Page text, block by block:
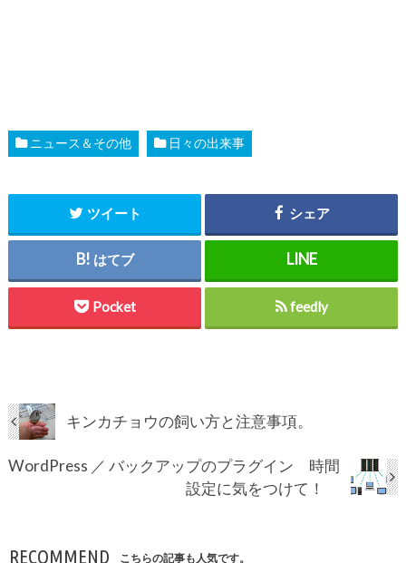
ニュース＆その他 日々の出来事
ツイート シェア
はてブ
Pocket feedly
キンカチョウの飼い方と注意事項。
WordPress ／ バックアップのプラグイン 時間
設定に気をつけて！
RECOMMEND こちらの記事も人気です。